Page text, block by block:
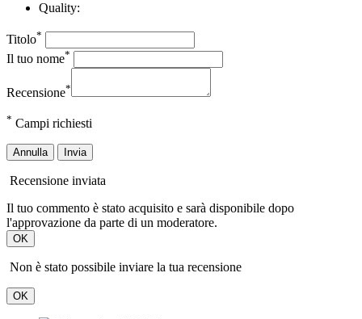
Quality:
Titolo*
Il tuo nome*
Recensione*
* Campi richiesti
Annulla Invia
Recensione inviata
Il tuo commento è stato acquisito e sarà disponibile dopo
l'approvazione da parte di un moderatore.
OK
Non è stato possibile inviare la tua recensione
OK